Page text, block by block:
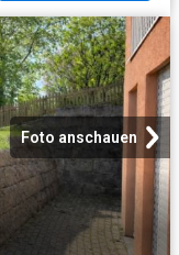
Foto anschauen